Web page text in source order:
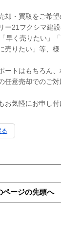
却・買取をご希
ー21フクシマ建設
早く売りたい」
売りたい」等、
ートはもちろん
任意売却でのご
お気軽にお申し付
る
ページの先頭へ